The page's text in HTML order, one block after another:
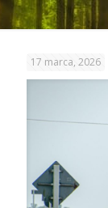
17 marca, 2026